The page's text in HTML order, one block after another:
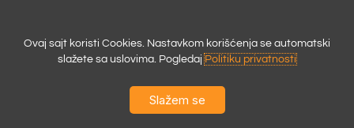
Powered by:
Digilex
Ovaj sajt koristi Cookies. Nastavkom korišćenja se automatski
slažete sa uslovima. PogledajPolitiku privatnosti
Slažem se